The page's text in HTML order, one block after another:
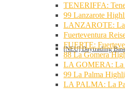
[NEU] Daytrading
TENERIFFA:
99 Lanzarote
LANZAROTE:
Fuerteventura
FUERTE:
88 La Gomera
LA GOMERA: La
99 La Palma
LA PALMA: La